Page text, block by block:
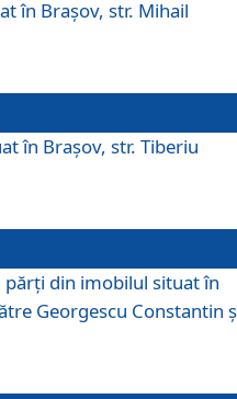
în Braşov, str. Mihail
în Braşov, str. Tiberiu
părţi din imobilul situat în
Georgescu Constantin